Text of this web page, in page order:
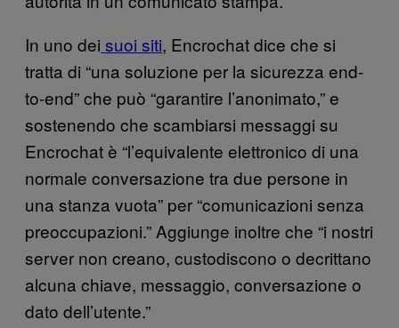
In uno dei suoi siti, Encrochat dice che si
tratta di “una soluzione per la sicurezza end-
to-end” che può “garantire l’anonimato,” e
sostenendo che scambiarsi messaggi su
Encrochat è “l’equivalente elettronico di una
normale conversazione tra due persone in
una stanza vuota” per “comunicazioni senza
preoccupazioni.” Aggiunge inoltre che “i nostri
server non creano, custodiscono o decrittano
alcuna chiave, messaggio, conversazione o
dato dell’utente.”